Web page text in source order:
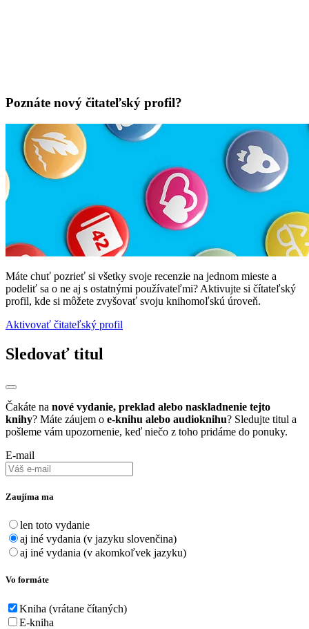
Poznáte nový čitateľský profil?
Máte chuť pozrieť si všetky svoje recenzie na jednom mieste a
podeliť sa o ne aj s ostatnými používateľmi? Aktivujte si čítateľský
profil, kde si môžete zvyšovať svoju knihomoľskú úroveň.
Aktivovať čitateľský profil
Sledovať titul
Čakáte na nové vydanie, preklad alebo naskladnenie tejto
knihy? Máte záujem o e-knihu alebo audioknihu? Sledujte titul a
pošleme vám upozornenie, keď niečo z toho pridáme do ponuky.
E-mail
Zaujíma ma
len toto vydanie
aj iné vydania (v jazyku slovenčina)
aj iné vydania (v akomkoľvek jazyku)
Vo formáte
Kniha (vrátane čítaných)
E-kniha